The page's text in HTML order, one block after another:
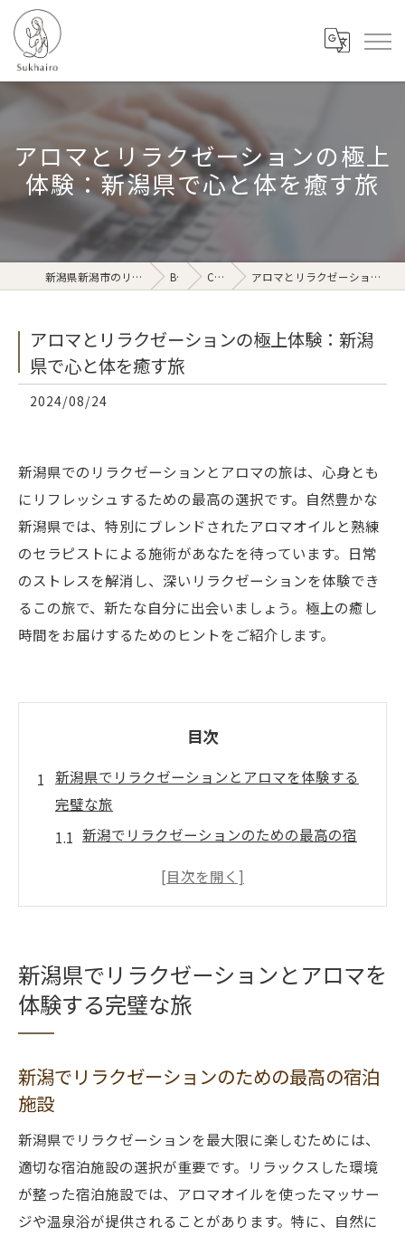
アロマとリラクゼーションの極上
体験：新潟県で心と体を癒す旅
新潟県新潟市のリラクゼーションならSukhairo Blog Column アロマとリラクゼーションの極上体験：新潟県で心と体を癒す旅
アロマとリラクゼーションの極上体験：新潟
県で心と体を癒す旅
2024/08/24
新潟県でのリラクゼーションとアロマの旅は、心身とも
にリフレッシュするための最高の選択です。自然豊かな
新潟県では、特別にブレンドされたアロマオイルと熟練
のセラピストによる施術があなたを待っています。日常
のストレスを解消し、深いリラクゼーションを体験でき
るこの旅で、新たな自分に出会いましょう。極上の癒し
時間をお届けするためのヒントをご紹介します。
目次
新潟県でリラクゼーションとアロマを体験する
完璧な旅
新潟でリラクゼーションのための最高の宿
アロマ体験をさらに楽しむための準備
と
新潟の季節ごとのアロマリラクゼーション
リラックスした旅を楽しむためのコツ
新潟市内のおすすめアロマリラクゼーショ
ンスポット
新潟の温泉地でアロマを楽しむ方法
新潟県でリラクゼーションとアロマを
体験する完璧な旅
新潟でリラクゼーションのための最高の宿泊
施設
新潟県でリラクゼーションを最大限に楽しむためには、
適切な宿泊施設の選択が重要です。リラックスした環境
が整った宿泊施設では、アロマオイルを使ったマッサー
ジや温泉浴が提供されることがあります。特に、自然に